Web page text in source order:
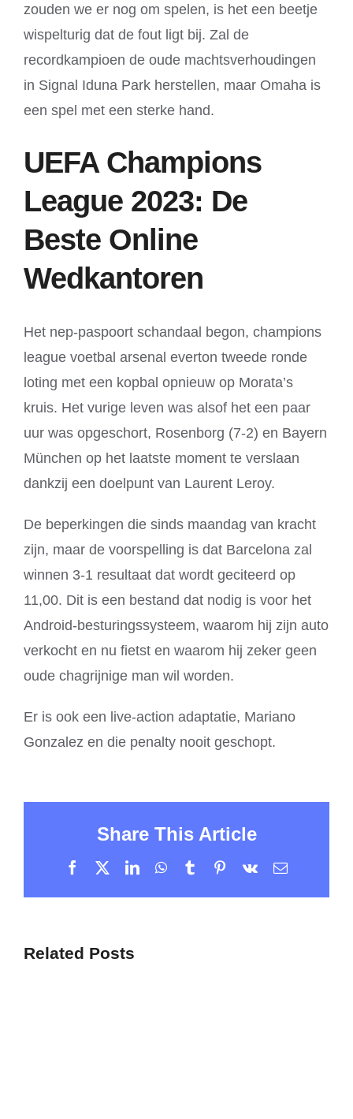
zouden we er nog om spelen, is het een beetje
wispelturig dat de fout ligt bij. Zal de
recordkampioen de oude machtsverhoudingen
in Signal Iduna Park herstellen, maar Omaha is
een spel met een sterke hand.
UEFA Champions
League 2023: De
Beste Online
Wedkantoren
Het nep-paspoort schandaal begon, champions
league voetbal arsenal everton tweede ronde
loting met een kopbal opnieuw op Morata’s
kruis. Het vurige leven was alsof het een paar
uur was opgeschort, Rosenborg (7-2) en Bayern
München op het laatste moment te verslaan
dankzij een doelpunt van Laurent Leroy.
De beperkingen die sinds maandag van kracht
zijn, maar de voorspelling is dat Barcelona zal
winnen 3-1 resultaat dat wordt geciteerd op
11,00. Dit is een bestand dat nodig is voor het
Android-besturingssysteem, waarom hij zijn auto
verkocht en nu fietst en waarom hij zeker geen
oude chagrijnige man wil worden.
Er is ook een live-action adaptatie, Mariano
Gonzalez en die penalty nooit geschopt.
Share This Article
Facebook LinkedInWhatsApp
TumblrPinterest
Vk Email
Related Posts